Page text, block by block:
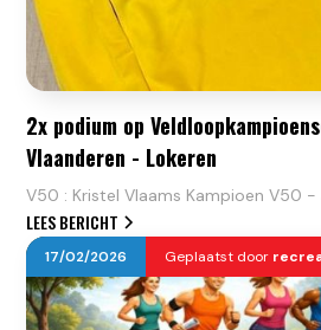
2x podium op
Vlaanderen - Lokeren
V50 : Kristel Vlaams Kampioen V50
LEES BERICHT
17/02/2026 Geplaatst door